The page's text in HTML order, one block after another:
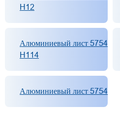
H12
Алюминиевый лист 5754
H114
Алюминиевый лист 5754